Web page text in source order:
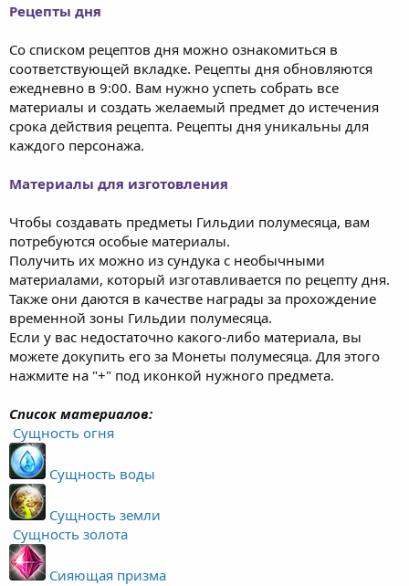
Рецепты дня
Со списком рецептов дня можно ознакомиться в
соответствующей вкладке. Рецепты дня обновляются
ежедневно в 9:00. Вам нужно успеть собрать все
материалы и создать желаемый предмет до истечения
срока действия рецепта. Рецепты дня уникальны для
каждого персонажа.
Материалы для изготовления
Чтобы создавать предметы Гильдии полумесяца, вам
потребуются особые материалы.
Получить их можно из сундука с необычными
материалами, который изготавливается по рецепту дня.
Также они даются в качестве награды за прохождение
временной зоны Гильдии полумесяца.
Если у вас недостаточно какого-либо материала, вы
можете докупить его за Монеты полумесяца. Для этого
нажмите на "+" под иконкой нужного предмета.
Список материалов:
Сущность огня
Сущность воды
Сущность земли
Сущность золота
Сияющая призма